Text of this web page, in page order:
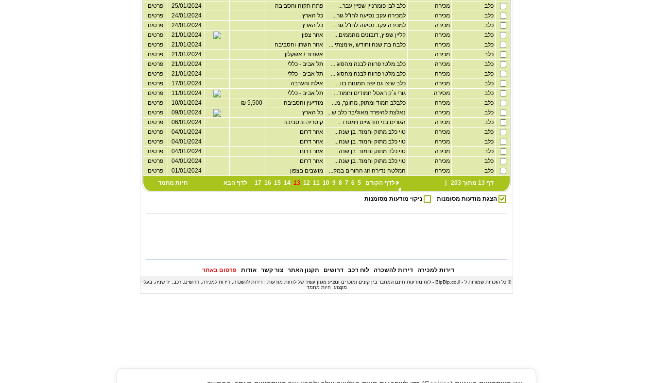
כלב
מכירה כלב לבן פומרניין שפיץ עבר... פתח תקוה והסביבה 25/01/2024
פרטים
כלב
מכירה למכירה עקב נסיעה לחו"ל גור... כל הארץ 24/01/2024
פרטים
כלב
מכירה למכירה עקב נסיעה לחו"ל גור... כל הארץ 24/01/2024
פרטים
כלב
מכירה קליין שפיץ, דובונים מהממים... אזור צפון 21/01/2024
פרטים
כלב
מכירה כלבה בת שנה וחודש ,אימצתי ... אזור השרון והסביבה 21/01/2024
פרטים
כלב
מכירה אשדוד / אשקלון 21/01/2024
פרטים
כלב
מכירה כלב מלטז פרווה לבנה מהסוג ... תל אביב - כללי 21/01/2024
פרטים
כלב
מכירה כלב מלטז פרווה לבנה מהסוג ... תל אביב - כללי 21/01/2024
פרטים
כלב
מכירה כלב שיצו גם יפה תמונות בוו... אילת והערבה 17/01/2024
פרטים
כלב
מסירה גורי ג`ק ראסל חמודים וחמוד... תל אביב - כללי 11/01/2024
פרטים
כלב
מכירה כלבלב חמוד ומתוק, מחונך, מ... מודיעין והסביבה 10/01/2024
פרטים
כלב
מכירה נאלצת להיפרד מאוליבר כלב ש... כל הארץ 09/01/2024
פרטים
כלב
מכירה הגורים בני חודשיים וימסרו ... קיסריה והסביבה 06/01/2024
פרטים
כלב
מכירה טוי כלב מתוק וחמוד. בן שנה... אזור דרום 04/01/2024
פרטים
כלב
מכירה טוי כלב מתוק וחמוד. בן שנה... אזור דרום 04/01/2024
פרטים
כלב
מכירה טוי כלב מתוק וחמוד. בן שנה... אזור דרום 04/01/2024
פרטים
כלב
מכירה טוי כלב מתוק וחמוד. בן שנה... אזור דרום 04/01/2024
פרטים
כלב
מכירה המלטה נדירה זוג ההורים במק... מושבים בצפון 01/01/2024
פרטים
דף 13 מתוך 203 |
לדף הקודם 5
6
7
8
9
10
11
12
13
14
15
16
17 לדף הבא חיות מחמד
הצגת מודעות מסומנות ניקוי מודעות מסומנות
דירות למכירה דירות להשכרה לוח רכב דרושים תקנון האתר צור קשר אודות פרסום באתר
© כל הזכויות שמורות ל - BipBip.co.il - לוח מודעות חינם המחבר בין קונים ומוכרים ומציע מגוון עשיר של לוחות מודעות : דירות להשכרה, דירות למכירה, דרושים, רכב, יד שניה, בעלי
מקצוע, חיות מחמד